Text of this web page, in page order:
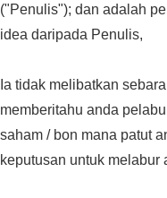
("Penulis"); dan adalah
idea daripada Penulis,
Ia tidak melibatkan
memberitahu anda
saham / bon mana patut
keputusan untuk melabur